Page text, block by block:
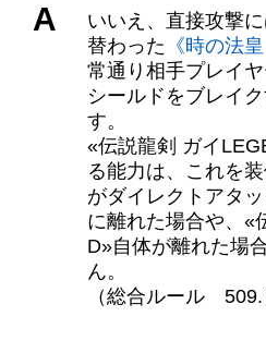
A
いいえ、直接攻撃
替わった 《時の法
常通り相手プレイ
シールドをブレイ
す。
«伝説龍剣 ガイ
る能力は、これを
がダイレクトアタ
に離れた場合や、«
D»自体が離れた場
ん。
（総合ルール 509.